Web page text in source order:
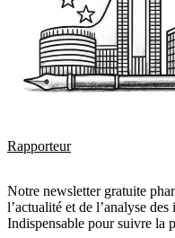
Rapporteur
Notre newsletter gratuite
l’actualité et de l’analyse
Indispensable pour suivre la